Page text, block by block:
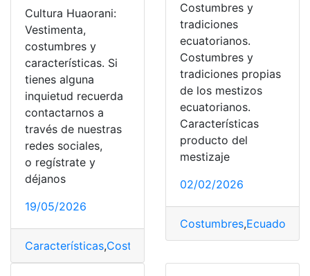
Cultura Huaorani:
Vestimenta,
costumbres y
características. Si
tienes alguna
inquietud recuerda
contactarnos a
través de nuestras
redes sociales,
o regístrate y
déjanos
19/05/2026
Características,Costumbres
Costumbres y
tradiciones
ecuatorianos.
Costumbres y
tradiciones propias
de los mestizos
ecuatorianos.
Características
producto del
mestizaje
02/02/2026
Costumbres,Ecuador